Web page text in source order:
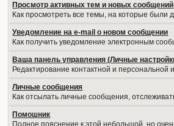
Просмотр активных тем и новых сообщений
Как просмотреть все темы, на которые были
Уведомление на е-mail о новом сообщении
Как получить уведомление электронным
Ваша панель управления (Личные
Редактирование контактной и
Личные сообщения
Как отсылать личные сообщения,
Помошник
Полное пояснение к этой небольшой, но